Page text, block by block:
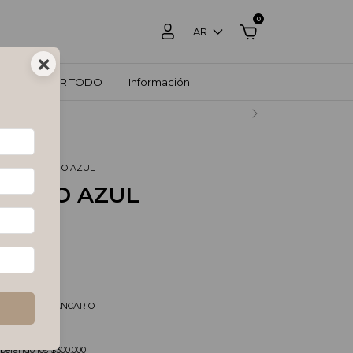
AR
0
VER TODO Información
PAGO.
. JEAN RECTO AZUL
AZUL
$74.371,90
con
BANCARIO
los$300.000
×